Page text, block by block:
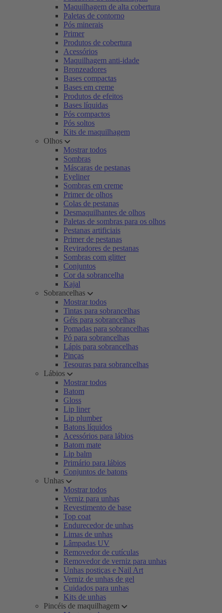
Maquilhagem de alta cobertura
Paletas de contorno
Pós minerais
Primer
Produtos de cobertura
Acessórios
Maquilhagem anti-idade
Bronzeadores
Bases compactas
Bases em creme
Produtos de efeitos
Bases líquidas
Pós compactos
Pós soltos
Kits de maquilhagem
Olhos
Mostrar todos
Sombras
Máscaras de pestanas
Eyeliner
Sombras em creme
Primer de olhos
Colas de pestanas
Desmaquilhantes de olhos
Paletas de sombras para os olhos
Pestanas artificiais
Primer de pestanas
Reviradores de pestanas
Sombras com glitter
Conjuntos
Cor da sobrancelha
Kajal
Sobrancelhas
Mostrar todos
Tintas para sobrancelhas
Géis para sobrancelhas
Pomadas para sobrancelhas
Pó para sobrancelhas
Lápis para sobrancelhas
Pinças
Tesouras para sobrancelhas
Lábios
Mostrar todos
Batom
Gloss
Lip liner
Lip plumber
Batons líquidos
Acessórios para lábios
Batom mate
Lip balm
Primário para lábios
Conjuntos de batons
Unhas
Mostrar todos
Verniz para unhas
Revestimento de base
Top coat
Endurecedor de unhas
Limas de unhas
Lâmpadas UV
Removedor de cutículas
Removedor de verniz para unhas
Unhas postiças e Nail Art
Verniz de unhas de gel
Cuidados para unhas
Kits de unhas
Pincéis de maquilhagem